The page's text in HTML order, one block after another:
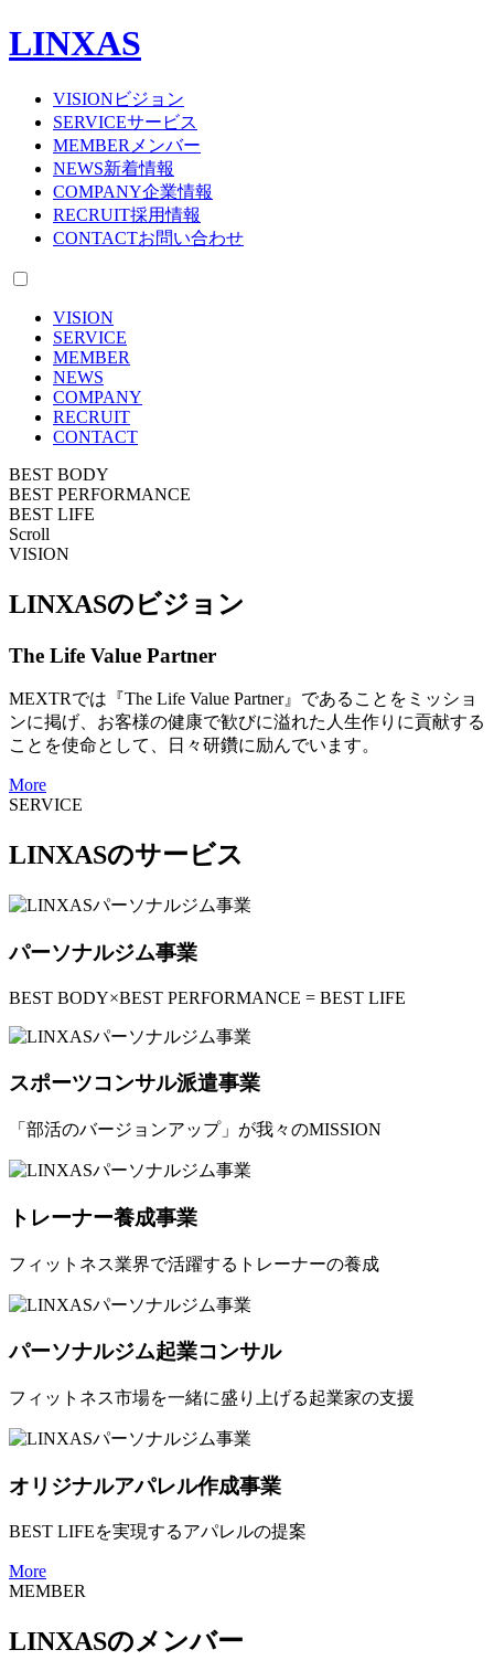
LINXAS
VISION ビジョン
SERVICEサービス
MEMBER メンバー
NEWS新着情報
COMPANY企業情報
RECRUIT採用情報
CONTACTお問い合わせ
VISION
SERVICE
MEMBER
NEWS
COMPANY
RECRUIT
CONTACT
BEST BODY
BEST PERFORMANCE
BEST LIFE
Scroll
VISION
LINXASのビジョン
The Life Value Partner
MEXTRでは『The Life Value Partner』であることをミッショ
ンに掲げ、お客様の健康で歓びに溢れた人生作りに貢献する
ことを使命として、日々研鑽に励んでいます。
More
SERVICE
LINXASのサービス
パーソナルジム事業
BEST BODY×BEST PERFORMANCE = BEST LIFE
スポーツコンサル派遣事業
「部活のバージョンアップ」が我々のMISSION
トレーナー養成事業
フィットネス業界で活躍するトレーナーの養成
パーソナルジム起業コンサル
フィットネス市場を一緒に盛り上げる起業家の支援
オリジナルアパレル作成事業
BEST LIFEを実現するアパレルの提案
More
MEMBER
LINXASのメンバー